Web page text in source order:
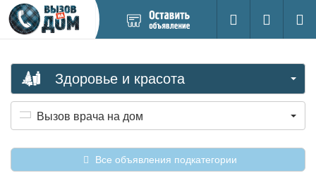
новое
Поиск
Вход на
Здоровье и красота
Вызов врача на дом
Все объявления подкатегории